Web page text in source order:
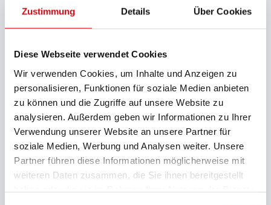
Zustimmung Details Über Cookies
Diese Webseite verwendet Cookies
Wir verwenden Cookies, um Inhalte und Anzeigen zu
personalisieren, Funktionen für soziale Medien anbieten
zu können und die Zugriffe auf unsere Website zu
analysieren. Außerdem geben wir Informationen zu Ihrer
Verwendung unserer Website an unsere Partner für
soziale Medien, Werbung und Analysen weiter. Unsere
Partner führen diese Informationen möglicherweise mit
weiteren Daten zusammen, die Sie ihnen bereitgestellt
haben oder die sie im Rahmen Ihrer Nutzung der Dienste
1
344
Max. Kastenhöhe (mm)
214
Max. Gesamthöhe (mm)